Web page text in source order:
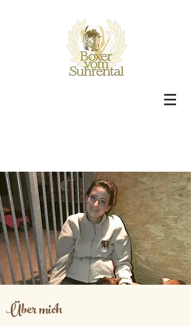
Über mich